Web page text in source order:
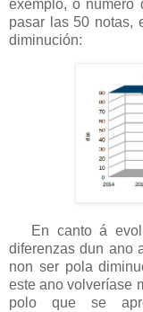
exemplo, o número
pasar las 50 notas,
diminución:
En canto á
diferenzas dun ano
non ser pola
este ano volveríase
polo que se